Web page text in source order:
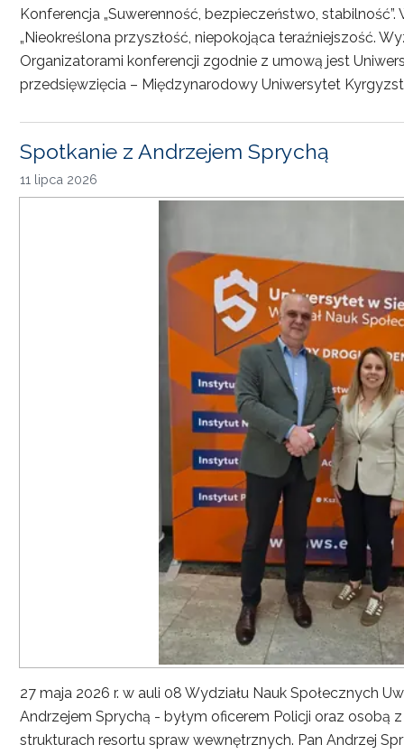
Konferencja „Suwerenność, bezpieczeństwo,
„Nieokreślona przyszłość, niepokojąca teraźniejszość.
Organizatorami konferencji zgodnie z umową jest
przedsięwzięcia – Międzynarodowy Uniwersytet
Spotkanie z Andrzejem Sprychą
11 lipca 2026
27 maja 2026 r. w auli 08 Wydziału Nauk Społecznych
Andrzejem Sprychą - byłym oficerem Policji oraz osobą
strukturach resortu spraw wewnętrznych. Pan Andrzej